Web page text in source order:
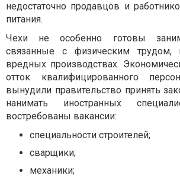
недостаточно продавцов и
питания.
Чехи не особенно готовы
связанные с физическим трудом,
вредных производствах.
отток квалифицированного
вынудили правительство принять
нанимать иностранных
востребованы вакансии:
специальности строителей;
сварщики;
механики;